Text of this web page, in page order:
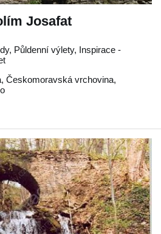
Josafat
Půldenní výlety, Inspirace -
, Českomoravská vrchovina,